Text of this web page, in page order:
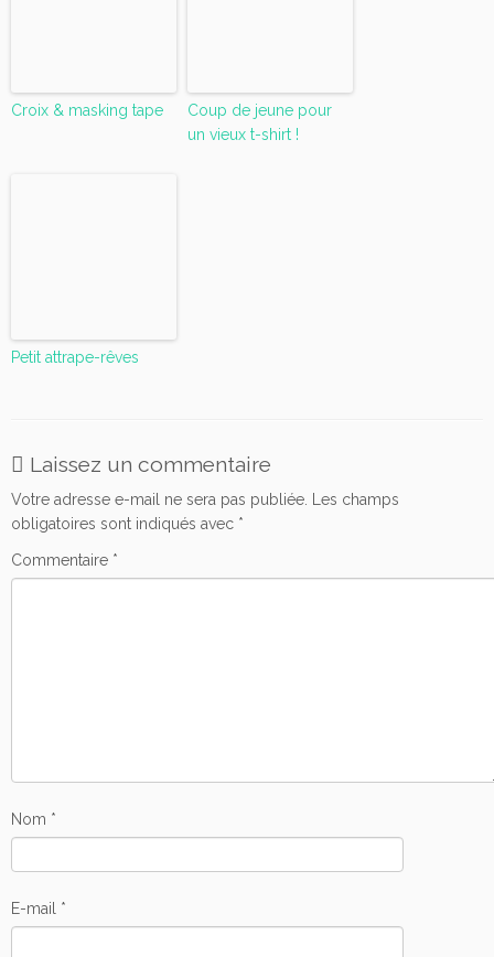
Croix & masking tape
Coup de jeune pour
un vieux t-shirt !
Petit attrape-rêves
Laissez un commentaire
Votre adresse e-mail ne sera pas publiée. Les champs
obligatoires sont indiqués avec *
Commentaire *
Nom *
E-mail *